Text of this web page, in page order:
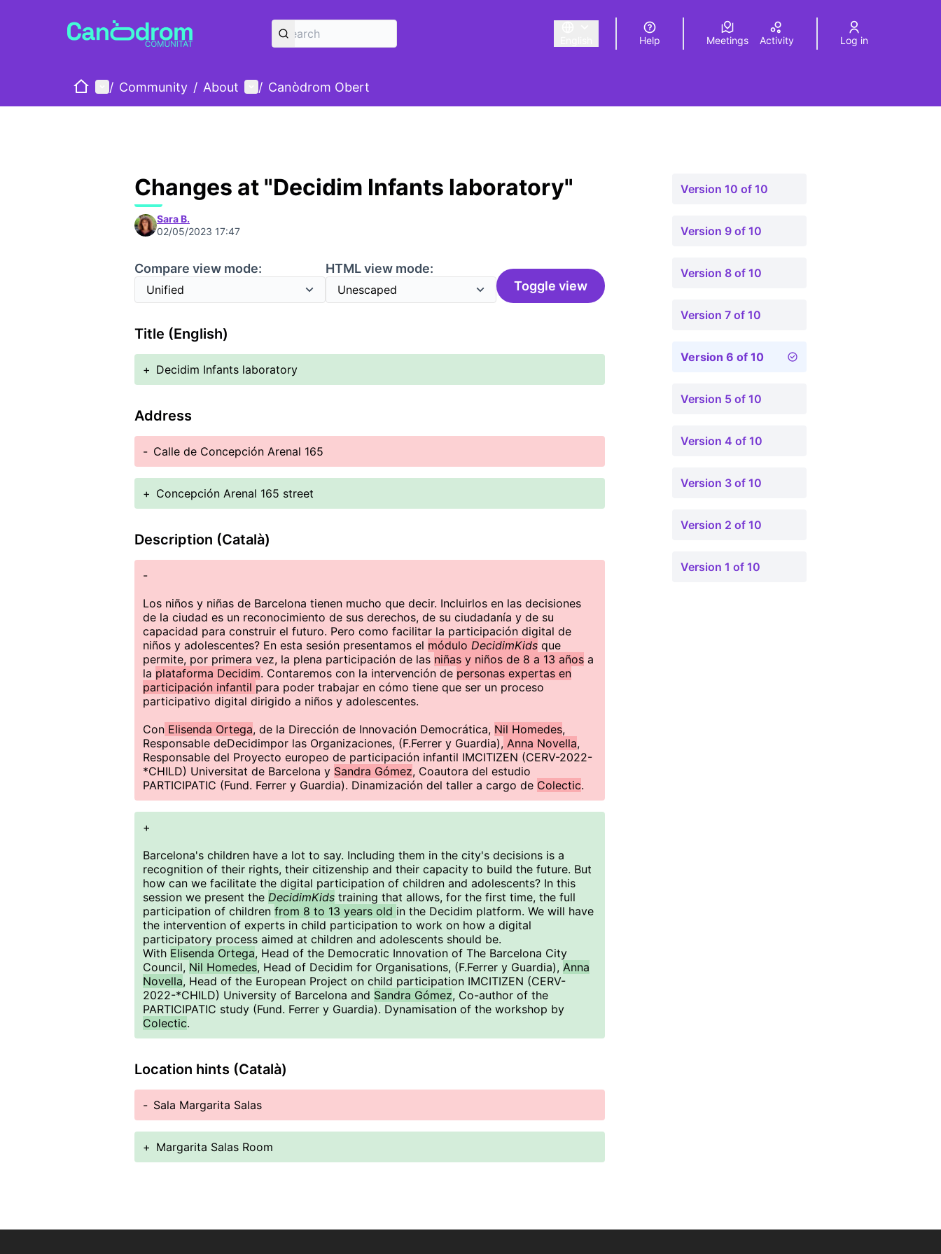
Triar la llengua Elegir el idiomaChoose language
Help Meetings Activity Log in
HomeMain menu
/ Community / About User menu
/ Canòdrom Obert
Changes at "Decidim Infants laboratory"
Sara B.
02/05/2023 17:47
Compare view mode:
HTML view mode:
Toggle view
Title (English)
+ Decidim Infants laboratory
Address
- Calle de Concepción Arenal 165
+ Concepción Arenal 165 street
Description (Català)
-
Los niños y niñas de Barcelona tienen mucho que decir. Incluirlos en las decisiones
de la ciudad es un reconocimiento de sus derechos, de su ciudadanía y de su
capacidad para construir el futuro. Pero como facilitar la participación digital de
niños y adolescentes? En esta sesión presentamos el módulo DecidimKids que
permite, por primera vez, la plena participación de las niñas y niños de 8 a 13 años a
la plataforma Decidim. Contaremos con la intervención de personas expertas en
participación infantil para poder trabajar en cómo tiene que ser un proceso
participativo digital dirigido a niños y adolescentes.
Con Elisenda Ortega, de la Dirección de Innovación Democrática, Nil Homedes,
Responsable deDecidimpor las Organizaciones, (F.Ferrer y Guardia), Anna Novella,
Responsable del Proyecto europeo de participación infantil IMCITIZEN (CERV-2022-
*CHILD) Universitat de Barcelona y Sandra Gómez, Coautora del estudio
PARTICIPATIC (Fund. Ferrer y Guardia). Dinamización del taller a cargo de Colectic.
+
Barcelona's children have a lot to say. Including them in the city's decisions is a
recognition of their rights, their citizenship and their capacity to build the future. But
how can we facilitate the digital participation of children and adolescents? In this
session we present the DecidimKids training that allows, for the first time, the full
participation of children from 8 to 13 years old in the Decidim platform. We will have
the intervention of experts in child participation to work on how a digital
participatory process aimed at children and adolescents should be.
With Elisenda Ortega, Head of the Democratic Innovation of The Barcelona City
Council, Nil Homedes, Head of Decidim for Organisations, (F.Ferrer y Guardia), Anna
Novella, Head of the European Project on child participation IMCITIZEN (CERV-
2022-*CHILD) University of Barcelona and Sandra Gómez, Co-author of the
PARTICIPATIC study (Fund. Ferrer y Guardia). Dynamisation of the workshop by
Colectic.
Location hints (Català)
- Sala Margarita Salas
+ Margarita Salas Room
Version 10 of 10
Version 9 of 10
Version 8 of 10
Version 7 of 10
Version 6 of 10
Version 5 of 10
Version 4 of 10
Version 3 of 10
Version 2 of 10
Version 1 of 10